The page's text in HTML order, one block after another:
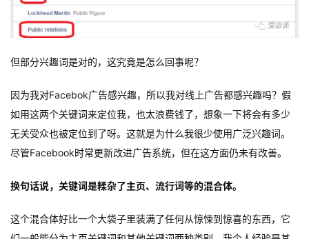
但部分兴趣词是对的，这究竟是怎么回事呢？
因为我对Facebok广告感兴趣，所以我对线上广告都感兴趣吗？假
如用这两个关键词来定位我，也太浪费钱了，想象一下将会有多少
无关受众也被定位到了呀。这就是为什么我很少使用广泛兴趣词。
尽管Facebook时常更新改进广告系统，但在这方面仍未有改善。
换句话说，关键词是糅杂了主页、流行词等的混合体。
这个混合体好比一个大袋子里装满了任何从惊悚到惊喜的东西，它